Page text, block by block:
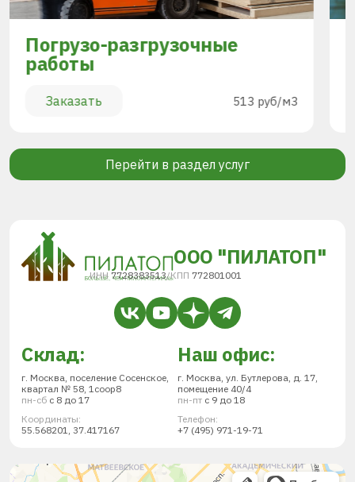
Погрузо-разгрузочные
работы
Заказать 513 руб/м3
Перейти в раздел услуг
ООО "ПИЛАТОП"
ИНН 7728383513/КПП 772801001
Склад:
г. Москва, поселение Сосенское,
квартал № 58, 1соор8
пн-сб с 8 до 17
Координаты:
55.568201, 37.417167
Наш офис:
г. Москва, ул. Бутлерова, д. 17,
помещение 40/4
пн-пт с 9 до 18
Телефон:
+7 (495) 971-19-71